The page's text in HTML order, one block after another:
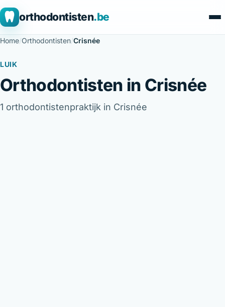
orthodontisten.be
Home/Orthodontisten/Crisnée
LUIK
Orthodontisten in Crisnée
1 orthodontistenpraktijk in Crisnée